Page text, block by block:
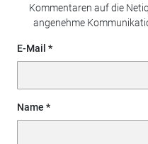
Kommentaren auf die
angenehme
E-Mail
Name